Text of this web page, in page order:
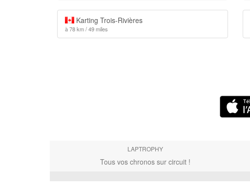
Karting Trois-Rivières
à 78 km / 49 miles
LAPTROPHY
Tous vos chronos sur circuit !